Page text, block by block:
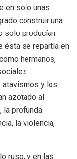
en solo unas
construir una
solo producían
ésta se repartía en
hermanos,
atavismos y los
azotado al
la profunda
la violencia,
ruso, y en las